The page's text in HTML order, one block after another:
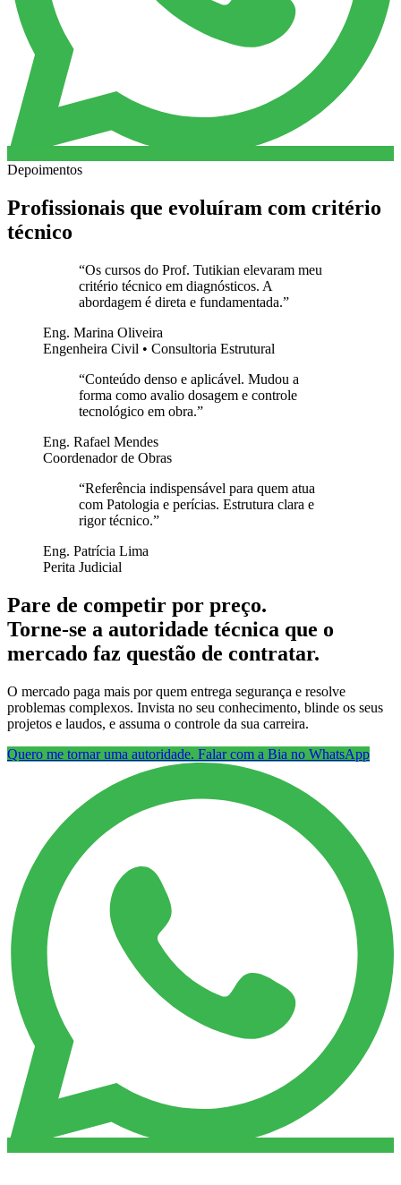
Depoimentos
Profissionais que evoluíram com critério
técnico
“Os cursos do Prof. Tutikian elevaram meu
critério técnico em diagnósticos. A
abordagem é direta e fundamentada.”
Eng. Marina Oliveira
Engenheira Civil • Consultoria Estrutural
“Conteúdo denso e aplicável. Mudou a
forma como avalio dosagem e controle
tecnológico em obra.”
Eng. Rafael Mendes
Coordenador de Obras
“Referência indispensável para quem atua
com Patologia e perícias. Estrutura clara e
rigor técnico.”
Eng. Patrícia Lima
Perita Judicial
Pare de competir por preço.
Torne-se a autoridade técnica que o
mercado faz questão de contratar.
O mercado paga mais por quem entrega segurança e resolve
problemas complexos. Invista no seu conhecimento, blinde os seus
projetos e laudos, e assuma o controle da sua carreira.
Quero me tornar uma autoridade. Falar com a Bia no WhatsApp